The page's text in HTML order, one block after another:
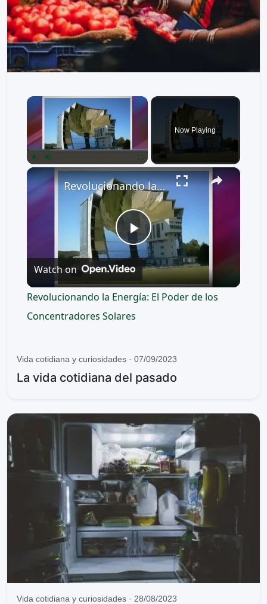
×
Now Playing
×
P
l
a
y
V
i
d
e
o
Revolucionando la Energía: El Poder de los Concentradores Solares
Watch on
Revolucionando la Energía: El Poder de los
Concentradores Solares
Vida cotidiana y curiosidades · 07/09/2023
La vida cotidiana del pasado
Vida cotidiana y curiosidades · 28/08/2023